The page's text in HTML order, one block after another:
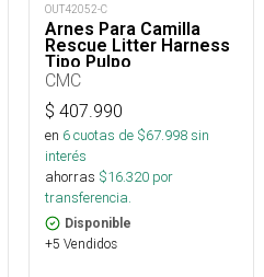
OUT42052-C
Arnes Para Camilla
Rescue Litter Harness
Tipo Pulpo
CMC
$ 407.990
en 6cuotas de $67.998sin
interés
ahorras $16.320 por
transferencia.
Disponible
+5 Vendidos